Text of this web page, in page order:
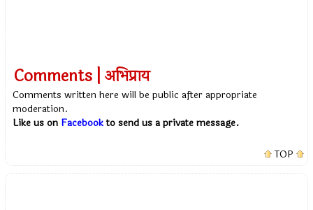
Comments | अभिप्राय
Comments written here will be public after appropriate
moderation.
Like us on Facebookto send us a private message.
TOP